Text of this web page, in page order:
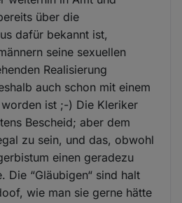
über die
dafür bekannt ist,
seine sexuellen
Realisierung
auch schon mit einem
ist ;-) Die Kleriker
Bescheid; aber dem
zu sein, und das, obwohl
einen geradezu
Die “Gläubigen“ sind halt
wie man sie gerne hätte